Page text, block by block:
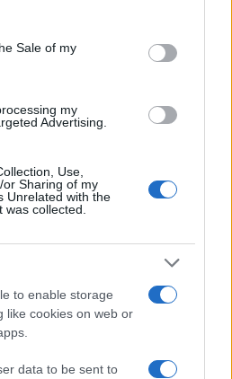
and its third-party tags to
purposes in below Google
Sale of my
my
Advertising.
Use,
Sharing of my
Unrelated with the
collected.
to enable storage
like cookies on web or
data to be sent to